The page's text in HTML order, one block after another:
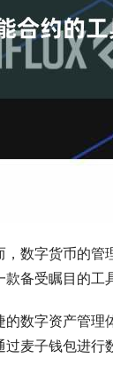
数字货币的管
备受瞩目的工
数字资产管
麦子钱包进行